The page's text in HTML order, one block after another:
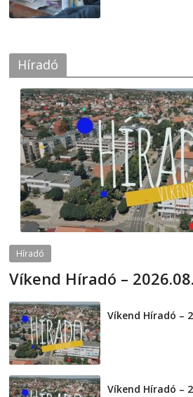
Híradó
Híradó
Víkend Híradó –
Víkend Híradó –
Víkend Híradó –